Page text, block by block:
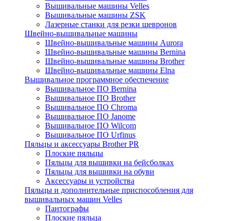
Вышивальные машины Velles
Вышивальные машины ZSK
Лазерные станки для резки шевронов
Швейно-вышивальные машины
Швейно-вышивальные машины Aurora
Швейно-вышивальные машины Bernina
Швейно-вышивальные машины Brother
Швейно-вышивальные машины Elna
Вышивальное программное обеспечение
Вышивальное ПО Bernina
Вышивальное ПО Brother
Вышивальное ПО Chroma
Вышивальное ПО Janome
Вышивальное ПО Wilcom
Вышивальное ПО Urfinus
Пяльцы и аксессуары Brother PR
Плоские пяльцы
Пяльцы для вышивки на бейсболках
Пяльцы для вышивки на обуви
Аксессуары и устройства
Пяльцы и дополнительные приспособления для
вышивальных машин Velles
Пантографы
Плоские пяльца